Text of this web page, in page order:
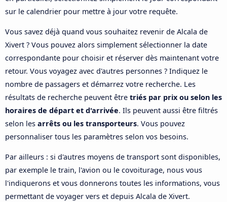
sur le calendrier pour mettre à jour votre requête.
Vous savez déjà quand vous souhaitez revenir de Alcala de
Xivert ? Vous pouvez alors simplement sélectionner la date
correspondante pour choisir et réserver dès maintenant votre
retour. Vous voyagez avec d'autres personnes ? Indiquez le
nombre de passagers et démarrez votre recherche. Les
résultats de recherche peuvent être triés par prix ou selon les
horaires de départ et d'arrivée. Ils peuvent aussi être filtrés
selon les arrêts ou les transporteurs. Vous pouvez
personnaliser tous les paramètres selon vos besoins.
Par ailleurs : si d'autres moyens de transport sont disponibles,
par exemple le train, l'avion ou le covoiturage, nous vous
l'indiquerons et vous donnerons toutes les informations, vous
permettant de voyager vers et depuis Alcala de Xivert.